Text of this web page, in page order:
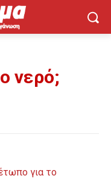
νερό;
για το